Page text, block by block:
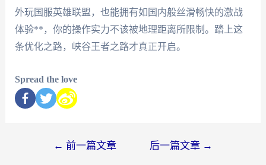
外玩国服英雄联盟，也能拥有如国内般丝滑畅快的激战
体验**，你的操作实力不该被地理距离所限制。踏上这
条优化之路，峡谷王者之路才真正开启。
Spread the love
← 前一篇文章 后一篇文章 →